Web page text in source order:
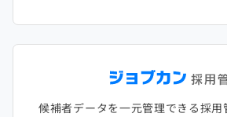
候補者データを一元管理できる採用